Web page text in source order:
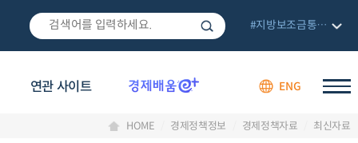
연관 사이트 ENG
#지방보조금통합관리망
HOME 경제정책정보 경제정책자료 최신자료